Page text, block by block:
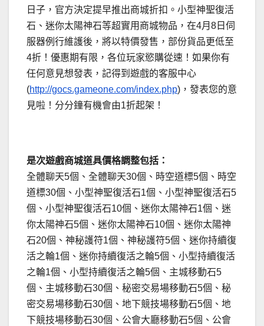
日子，官方決定提早推出商城折扣。小型神聖復活
石、迷你太陽神石等超實用商城物品，在4月8日伺
服器例行維護後，將以特價發售，部份貨品更低至
4折！優惠期有限，各位玩家慾購從速！ 如果你有
任何意見想發表，記得到遊戲的客服中心
(http://gocs.gameone.com/index.php)，發表您的意
見啦！分分鐘有機會由1折起架！
是次遊戲商城道具價格調整包括：
全體聊天5個、全體聊天30個、時空道標5個、時空
道標30個、小型神聖復活石1個、小型神聖復活石5
個、小型神聖復活石10個、迷你太陽神石1個、迷
你太陽神石5個、迷你太陽神石10個、迷你太陽神
石20個、神秘護符1個、神秘護符5個、迷你持續復
活之輪1個、迷你持續復活之輪5個、小型持續復活
之輪1個、小型持續復活之輪5個、主城移動石5
個、主城移動石30個、秘密交易場移動石5個、秘
密交易場移動石30個、地下競技場移動石5個、地
下競技場移動石30個、公會大廳移動石5個、公會